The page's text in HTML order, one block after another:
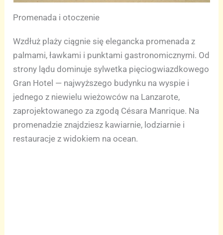
Promenada i otoczenie
Wzdłuż plaży ciągnie się elegancka promenada z
palmami, ławkami i punktami gastronomicznymi. Od
strony lądu dominuje sylwetka pięciogwiazdkowego
Gran Hotel — najwyższego budynku na wyspie i
jednego z niewielu wieżowców na Lanzarote,
zaprojektowanego za zgodą Césara Manrique. Na
promenadzie znajdziesz kawiarnie, lodziarnie i
restauracje z widokiem na ocean.